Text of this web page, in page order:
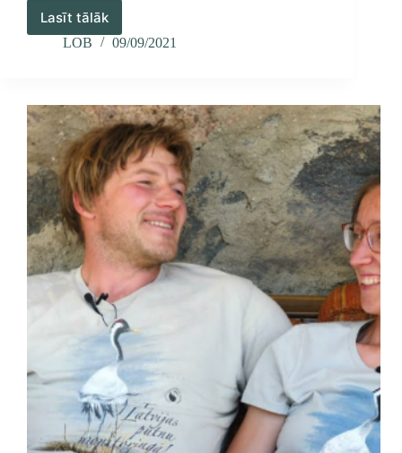
Lasīt tālāk
Gājputnus
migrācijas
ar
stikliem
LOB 09/09/2021